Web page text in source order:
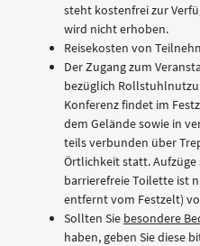
steht kostenfrei zur
wird nicht erhoben.
Reisekosten von
Der Zugang zum
bezüglich
Konferenz findet im
dem Gelände sowie in
teils verbunden über
Örtlichkeit statt.
barrierefreie Toilette ist
entfernt vom Festzelt)
Sollten Sie besondere
haben, geben Sie diese